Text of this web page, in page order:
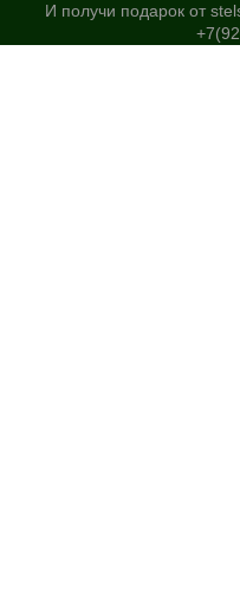
И получи подарок от